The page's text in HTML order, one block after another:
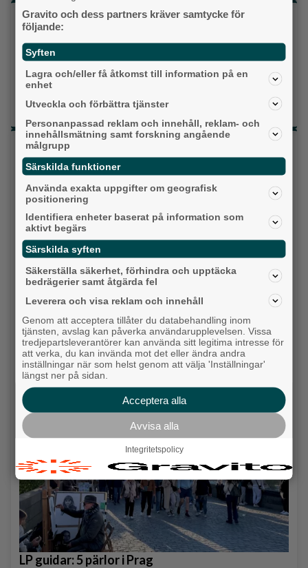
Topp tre denna veckan
Fastighetsägarna vill ha ny hyresmodell –
Hyresgästföreningen kritiska
Ny pastor i Equmeniakyrkan Långared
Då börjar tågen rulla igen: ”Vi ligger bra i fas”
Alingsås
En dag på traktor runt sjön Anten
Backa/Kärra
LP guidar: 5 pärlor i Prag
Gravito och dess partners kräver samtycke för
följande:
Syften
Lagra och/eller få åtkomst till information på en
enhet
Utveckla och förbättra tjänster
Personanpassad reklam och innehåll, reklam- och
innehållsmätning samt forskning angående
målgrupp
Särskilda funktioner
Använda exakta uppgifter om geografisk
positionering
Identifiera enheter baserat på information som
aktivt begärs
Särskilda syften
Säkerställa säkerhet, förhindra och upptäcka
bedrägerier samt åtgärda fel
Leverera och visa reklam och innehåll
Genom att acceptera tillåter du databehandling inom
tjänsten, avslag kan påverka användarupplevelsen. Vissa
tredjepartsleverantörer kan använda sitt legitima intresse för
att verka, du kan invända mot det eller ändra andra
inställningar när som helst genom att välja 'Inställningar'
längst ner på sidan.
Acceptera alla
Avvisa alla
Integritetspolicy